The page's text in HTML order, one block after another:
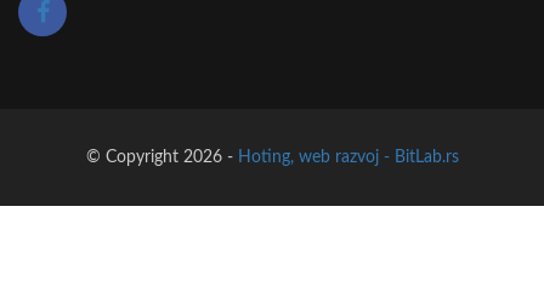
© Copyright 2026 - Hoting, web razvoj - BitLab.rs